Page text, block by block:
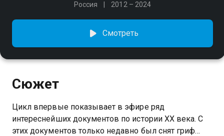
Россия
2012 – 2024
Смотреть
Сюжет
Цикл впервые показывает в эфире ряд
интереснейших документов по истории ХХ века. С
этих документов только недавно был снят гриф